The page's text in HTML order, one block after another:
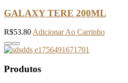
GALAXY TERE 200ML
R$53.80 Adicionar Ao Carrinho
Produtos